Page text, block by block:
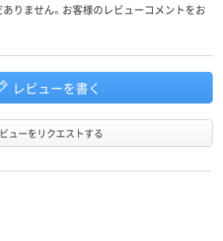
りません。お客様のレビューコメントをお
レビューを書く
ューをリクエストする